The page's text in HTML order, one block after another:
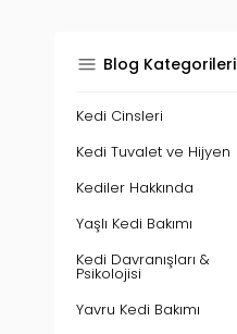
Blog Kategorileri
Kedi Cinsleri
Kedi Tuvalet ve Hijyen
Kediler Hakkında
Yaşlı Kedi Bakımı
Kedi Davranışları &
Psikolojisi
Yavru Kedi Bakımı